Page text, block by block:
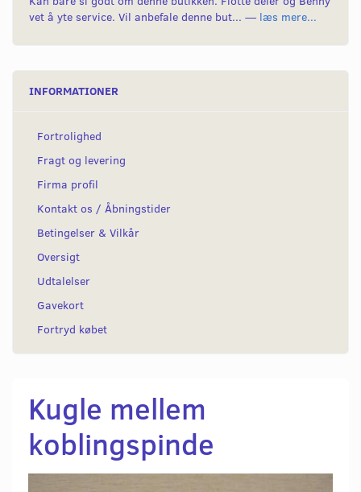
vet å yte service. Vil anbefale denne but... — læs mere...
INFORMATIONER
Fortrolighed
Fragt og levering
Firma profil
Kontakt os / Åbningstider
Betingelser & Vilkår
Oversigt
Udtalelser
Gavekort
Fortryd købet
Kugle mellem
koblingspinde